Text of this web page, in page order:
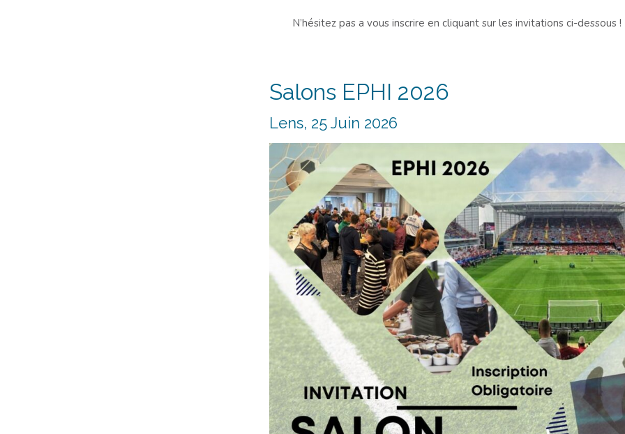
N’hésitez pas a vous inscrire en cliquant sur les invitations ci-dessous !
Salons EPHI 2026
Lens, 25 Juin 2026